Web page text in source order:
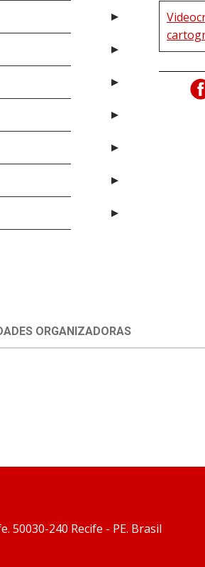
ORGANIZADORAS
50030-240 Recife - PE. Brasil